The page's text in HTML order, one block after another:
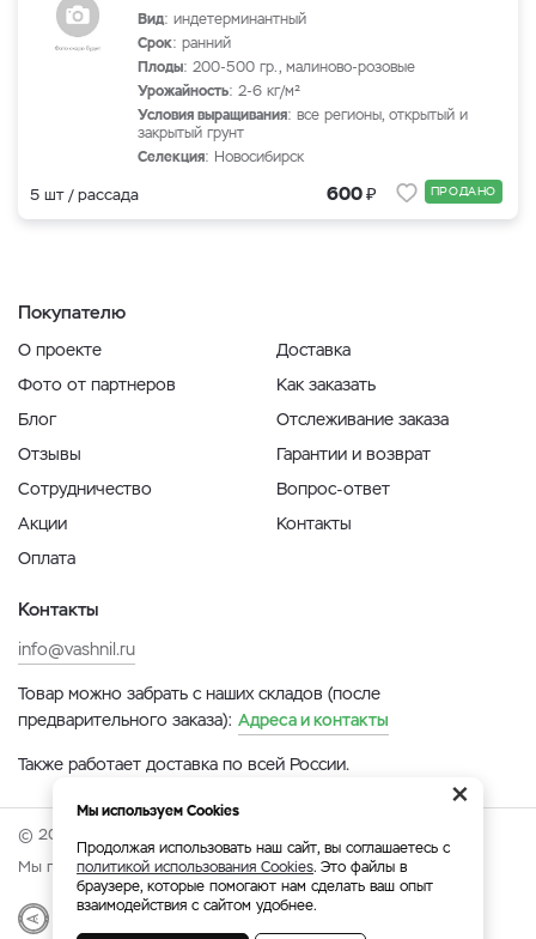
Вид: индетерминантный
Срок: ранний
Плоды: 200-500 гр., малиново-розовые
Урожайность: 2-6 кг/м²
Условия выращивания: все регионы, открытый и
закрытый грунт
Селекция: Новосибирск
5 шт / рассада 600₽ ПРОДАНО
Покупателю
О проекте
Фото от партнеров
Блог
Отзывы
Сотрудничество
Акции
Оплата
Доставка
Как заказать
Отслеживание заказа
Гарантии и возврат
Вопрос-ответ
Контакты
Контакты
info@vashnil.ru
Товар можно забрать с наших складов (после
предварительного заказа): Адреса и контакты
Также работает доставка по всей России.
© 2026 Онлайн-ярмарка ВАСХНиЛ.
Мы принимаем:
Разработка Веб-аналитика
×
Мы используем Cookies
Продолжая использовать наш сайт, вы соглашаетесь с
политикой использования Cookies. Это файлы в
браузере, которые помогают нам сделать ваш опыт
взаимодействия с сайтом удобнее.